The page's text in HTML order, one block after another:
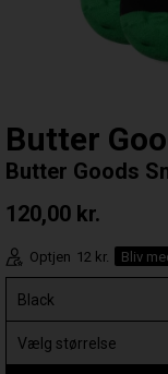
Butter
Butter Goods
120,00 kr.
Optjen 12 kr. Bliv